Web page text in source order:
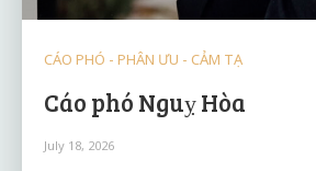
CÁO PHÓ - PHÂN ƯU - CẢM TẠ
Cáo phó Nguỵ Hòa
July 18, 2026